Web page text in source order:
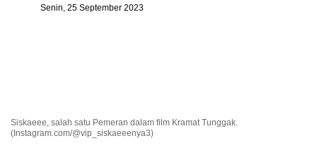
Senin, 25 September 2023
Siskaeee, salah satu Pemeran dalam film Kramat Tunggak.
(Instagram.com/@vip_siskaeeenya3)